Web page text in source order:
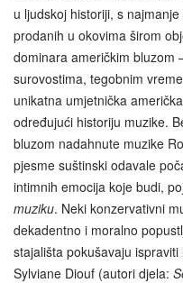
u ljudskoj historiji, s
prodanih u okovima širom
dominara američkim bluzom
surovostima, tegobnim
unikatna umjetnička
određujući historiju muzike.
bluzom nadahnute muzike
pjesme suštinski odavale
intimnih emocija koje budi,
muziku. Neki konzervativni
dekadentno i moralno
stajališta pokušavaju
Sylviane Diouf (autori djela: